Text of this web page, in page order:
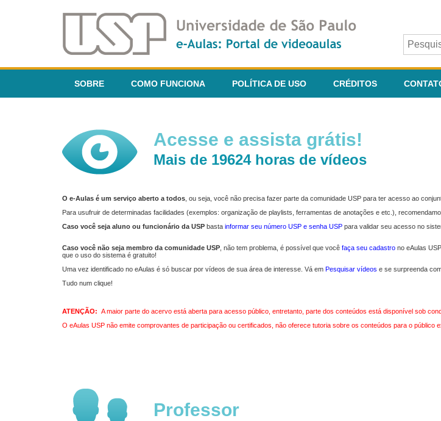
SOBRE COMO FUNCIONA POLÍTICA DE USO CRÉDITOS
Acesse e assista grátis!
Mais de 19624 horas de vídeos
O e-Aulas é um serviço aberto a todos , ou seja, você não precisa fazer parte da comunidade USP para ter acesso ao
Para usufruir de determinadas facilidades (exemplos: organização de playlists, ferramentas de anotações e etc.),
Caso você seja aluno ou funcionário da USP basta informar seu número USP e senha USP para validar seu acesso no
Caso você não seja membro da comunidade USP , não tem problema, é possível que você faça seu cadastro no eAulas
que o uso do sistema é gratuito!
Uma vez identificado no eAulas é só buscar por vídeos de sua área de interesse. Vá em Pesquisar vídeos e se surpreenda
Tudo num clique!
ATENÇÃO: A maior parte do acervo está aberta para acesso público, entretanto, parte dos conteúdos está disponível sob
O eAulas USP não emite comprovantes de participação ou certificados, não oferece tutoria sobre os conteúdos para o público
Professor